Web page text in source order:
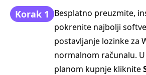
Korak 1 Besplatno preuzmite,
pokrenite najbolji
postavljanje lozinke za
normalnom računalu.
planom kupnje kliknite